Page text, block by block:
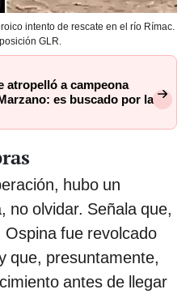
intento de rescate en el río Rímac.
GLR.
atropelló a campeona
es buscado por la
hubo un
no olvidar. Señala que,
fue revolcado
que, presuntamente,
antes de llegar